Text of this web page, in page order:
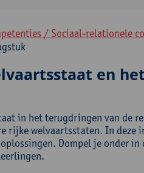
/ Sociaal-relationele
en
in het terugdringen van de
rijke welvaartsstaten. In deze
Dompel je onder